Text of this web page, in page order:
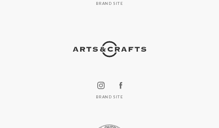
BRAND SITE
BRAND SITE